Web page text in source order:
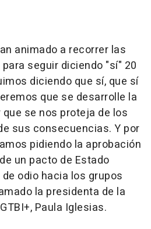
animado a recorrer las
seguir diciendo "sí" 20
diciendo que sí, que sí
que se desarrolle la
que se nos proteja de los
sus consecuencias. Y por
pidiendo la aprobación
un pacto de Estado
odio hacia los grupos
la presidenta de la
Paula Iglesias.